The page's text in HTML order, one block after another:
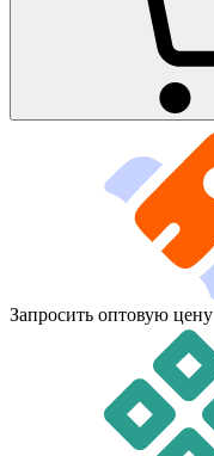
Запросить оптовую цену